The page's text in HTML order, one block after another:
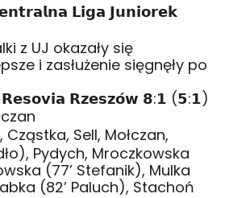
𝗟𝗶𝗴𝗮 𝗝𝘂𝗻𝗶𝗼𝗿𝗲𝗸
z UJ okazały się
i zasłużenie sięgnęły po
𝗥𝗲𝘀𝗼𝘃𝗶𝗮 𝗥𝘇𝗲𝘀𝘇𝗼́𝘄 𝟴:𝟭 (𝟱:𝟭)
Cząstka, Sell, Mołczan,
Pydych, Mroczkowska
(77’ Stefanik), Mulka
(82’ Paluch), Stachoń